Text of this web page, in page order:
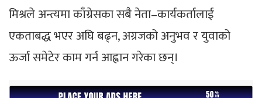
मिश्रले अन्त्यमा काँग्रेसका सबै नेता–कार्यकर्तालाई
एकताबद्ध भएर अघि बढ्न, अग्रजको अनुभव र युवाको
ऊर्जा समेटेर काम गर्न आह्वान गरेका छन्।